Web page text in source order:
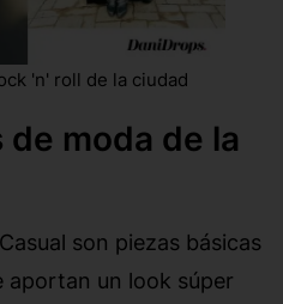
'n' roll de la ciudad
moda de la
son piezas básicas
aportan un look súper